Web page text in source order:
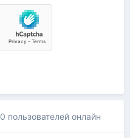
0 пользователей онлайн